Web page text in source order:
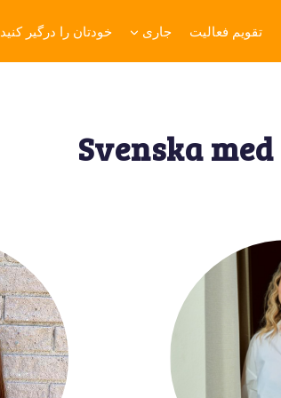
تقویم فعالیت جاری خودتان را درگیر کنید
Svenska